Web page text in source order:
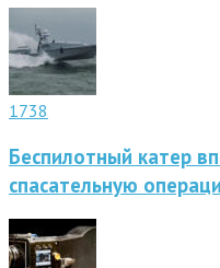
1738
Беспилотный катер
спасательную